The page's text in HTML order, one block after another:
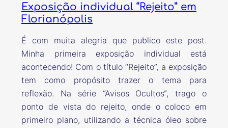
Exposição individual “Rejeito” em
Florianópolis
É com muita alegria que publico este post.
Minha primeira exposição individual está
acontecendo! Com o título “Rejeito”, a exposição
tem como propósito trazer o tema para
reflexão. Na série “Avisos Ocultos“, trago o
ponto de vista do rejeito, onde o coloco em
primeiro plano, utilizando a técnica óleo sobre